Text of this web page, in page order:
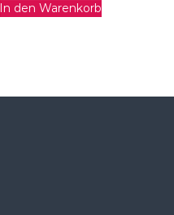
In den Warenkorb